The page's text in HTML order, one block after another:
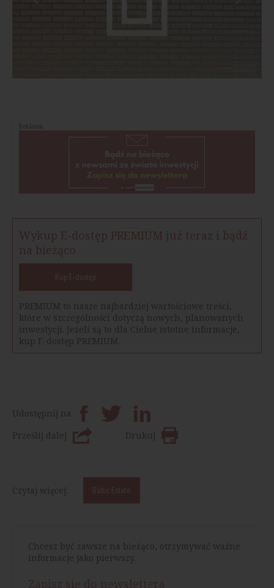
Reklama
Wykup E-dostęp PREMIUM już teraz i bądź
na bieżąco
Kup E-dostęp
PREMIUM to nasze najbardziej wartościowe treści,
które w szczególności dotyczą nowych, planowanych
inwestycji. Jeżeli są to dla Ciebie istotne informacje,
kup E-dostęp PREMIUM.
Udostępnij na
Prześlij dalej
Drukuj
Czytaj więcej: Baltic Estate
Chcesz być zawsze na bieżąco, otrzymywać ważne
informacje jako pierwszy.